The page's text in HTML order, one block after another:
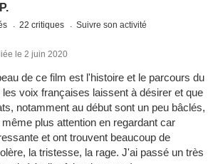
22 critiques Suivre son activité
le 2 juin 2020
de ce film est l'histoire et le parcours du
voix françaises laissent à désirer et que
notamment au début sont un peu bâclés,
plus attention en regardant car
et ont trouvent beaucoup de
la tristesse, la rage. J'ai passé un très